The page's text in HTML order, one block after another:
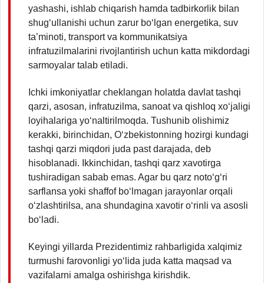
yashashi, ishlab chiqarish hamda tadbirkorlik bilan
shug‘ullanishi uchun zarur bo‘lgan energetika, suv
ta’minoti, transport va kommunikatsiya
infratuzilmalarini rivojlantirish uchun katta mikdordagi
sarmoyalar talab etiladi.
Ichki imkoniyatlar cheklangan holatda davlat tashqi
qarzi, asosan, infratuzilma, sanoat va qishloq xo‘jaligi
loyihalariga yo‘naltirilmoqda. Tushunib olishimiz
kerakki, birinchidan, O‘zbekistonning hozirgi kundagi
tashqi qarzi miqdori juda past darajada, deb
hisoblanadi. Ikkinchidan, tashqi qarz xavotirga
tushiradigan sabab emas. Agar bu qarz noto‘g‘ri
sarflansa yoki shaffof bo‘lmagan jarayonlar orqali
o‘zlashtirilsa, ana shundagina xavotir o‘rinli va asosli
bo‘ladi.
Keyingi yillarda Prezidentimiz rahbarligida xalqimiz
turmushi farovonligi yo‘lida juda katta maqsad va
vazifalarni amalga oshirishga kirishdik.